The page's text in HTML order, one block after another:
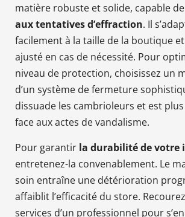
matière robuste et solide, capable de
aux tentatives d’effraction. Il
facilement à la taille de la boutique
ajusté en cas de nécessité. Pour
niveau de protection, choisissez un
d’un système de fermeture
dissuade les cambrioleurs et est
face aux actes de vandalisme.
Pour garantir la durabilité de votre
entretenez-la convenablement. Le
soin entraîne une détérioration
affaiblit l’efficacité du store.
services d’un professionnel pour